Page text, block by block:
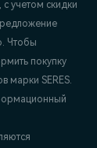
учетом скидки
Чтобы
покупку
марки SERES.